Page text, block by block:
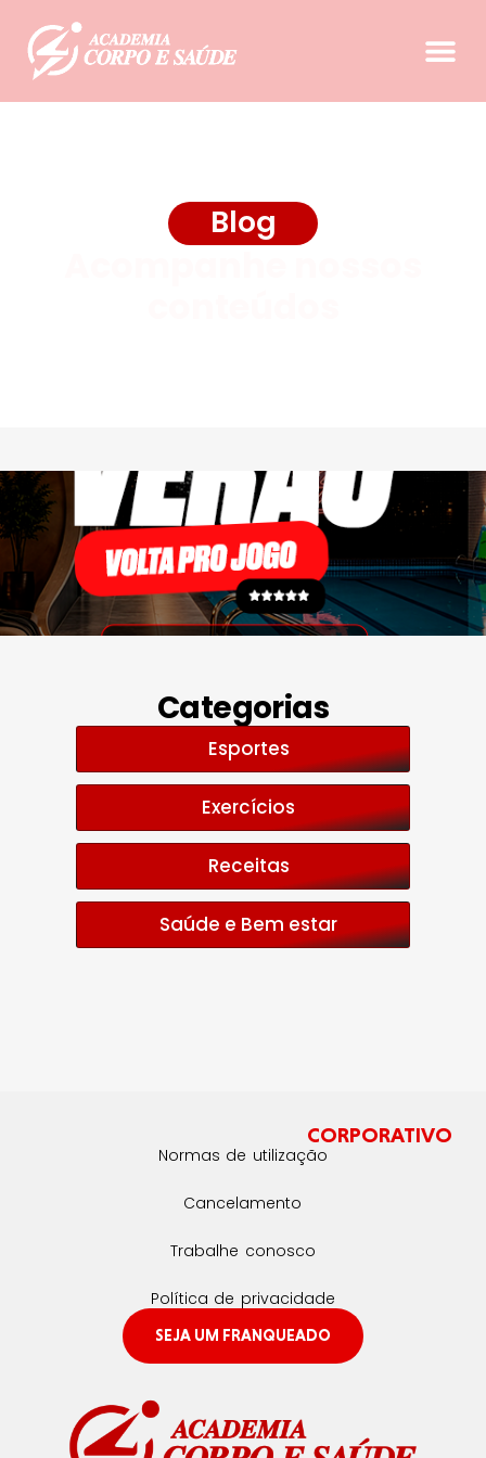
Blog
Categorias
Esportes
Exercícios
Receitas
Saúde e Bem estar
CORPORATIVO
Normas de utilização
Cancelamento
Trabalhe conosco
Política de privacidade
SEJA UM FRANQUEADO